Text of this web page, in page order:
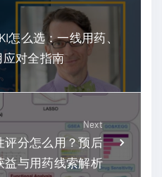
怎么选：一线用药、
对全指南
Next
评分怎么用？预后
益与用药线索解析